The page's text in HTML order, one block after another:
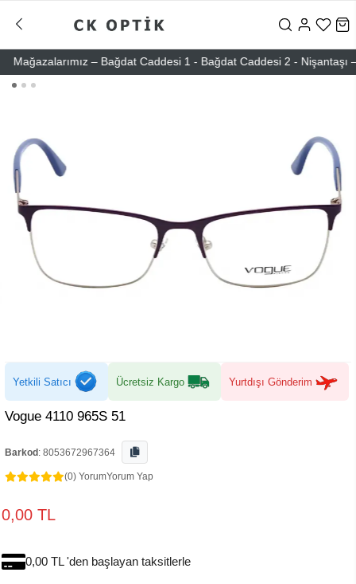
– Bağdat Caddesi 1 - Bağdat Caddesi 2 - Nişantaşı –
Yetkili Satıcı Ücretsiz Kargo Yurtdışı Gönderim
Vogue 4110 965S 51
Barkod : 8053672967364
(0) YorumYorum Yap
0,00 TL
0,00 TL 'den başlayan taksitlerle